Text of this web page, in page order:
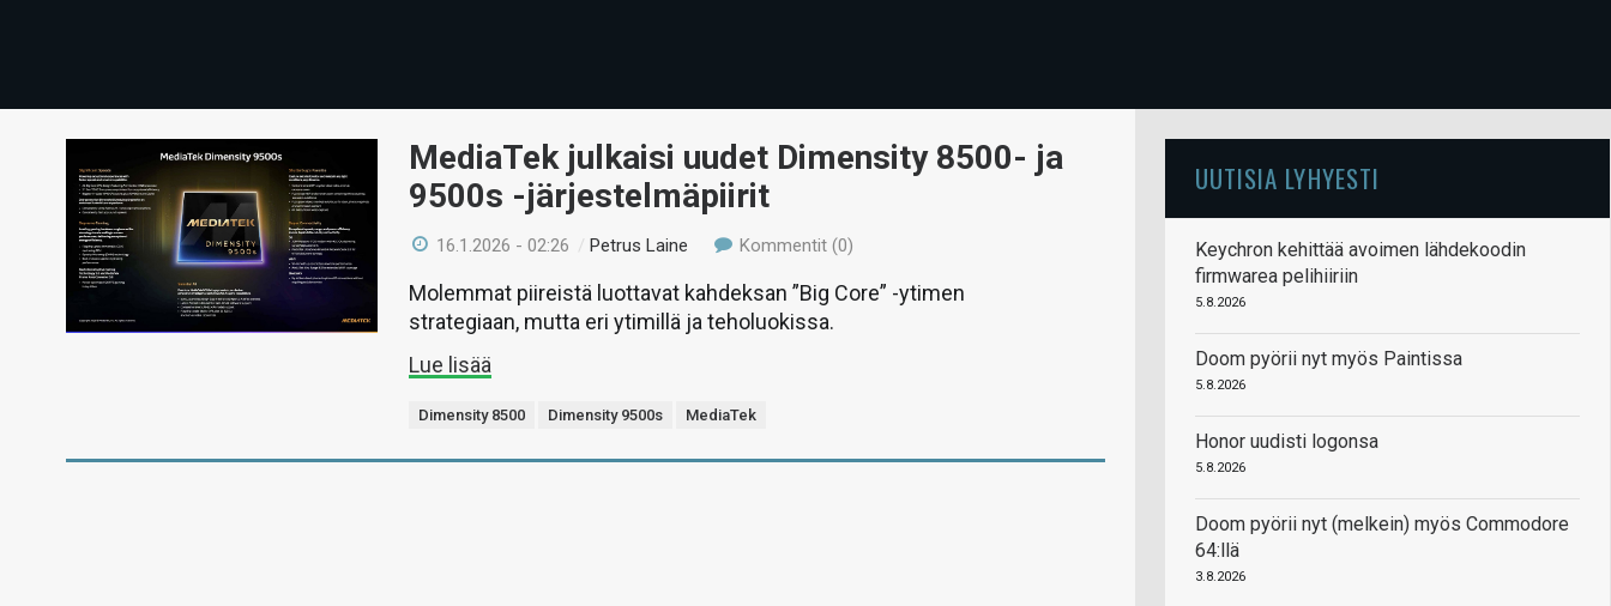
MediaTek julkaisi uudet Dimensity 8500- ja
9500s -järjestelmäpiirit
16.1.2026 - 02:26 /Petrus Laine Kommentit (0)
Molemmat piireistä luottavat kahdeksan ”Big Core” -ytimen
strategiaan, mutta eri ytimillä ja teholuokissa.
Lue lisää
Dimensity 8500 Dimensity 9500s MediaTek
UUTISIA LYHYESTI
Keychron kehittää avoimen lähdekoodin
firmwarea pelihiiriin
5.8.2026
Doom pyörii nyt myös Paintissa
5.8.2026
Honor uudisti logonsa
5.8.2026
Doom pyörii nyt (melkein) myös Commodore
64:llä
3.8.2026